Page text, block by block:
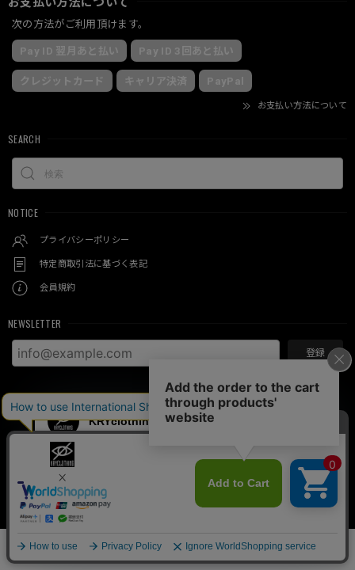
次の方法がご利用頂けます。
Pay ID 翌月あと払い Pay ID 3回あと払い
クレジットカード キャリア決済 PayPal
お支払い方法について
SEARCH
NOTICE
プライバシーポリシー
特定商取引法に基づく表記
会員規約
NEWSLETTER
登録
SOLD OUT